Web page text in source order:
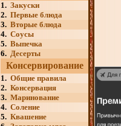
1. Закуски
2. Первые блюда
3. Вторые блюда
4. Соусы
5. Выпечка
6. Десерты
Консервирование
1. Общие правила
2. Консервация
3. Маринование
4. Соление
5. Квашение